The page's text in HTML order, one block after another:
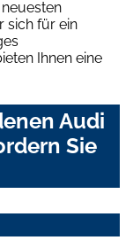
sich für ein
Ihnen eine
Audi
Sie